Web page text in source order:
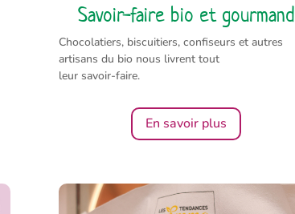
Savoir-faire bio et gourmand
Chocolatiers, biscuitiers, confiseurs et autres
artisans du bio nous livrent tout
leur savoir-faire.
En savoir plus